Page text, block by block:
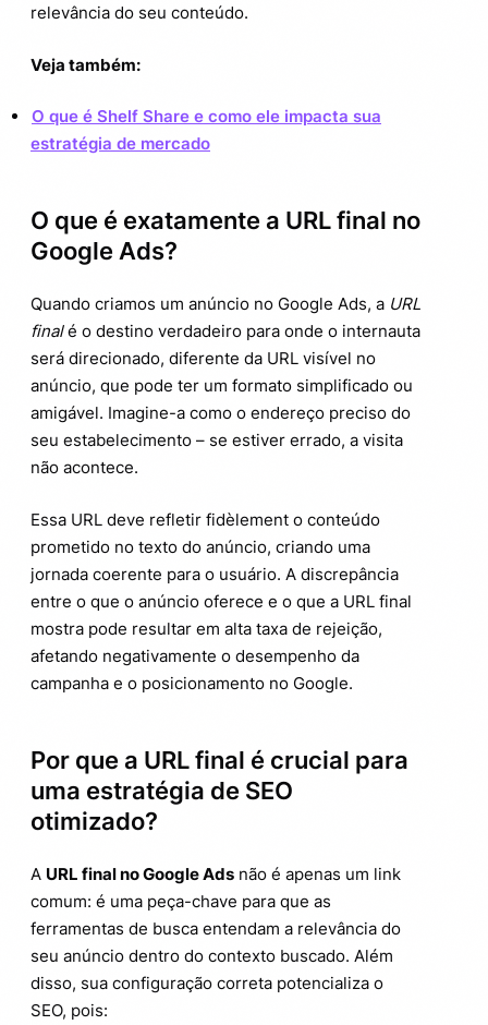
relevância do seu conteúdo.
Veja também:
O que é Shelf Share e como ele impacta sua
estratégia de mercado
O que é exatamente a URL final no
Google Ads?
Quando criamos um anúncio no Google Ads, a URL
finalé o destino verdadeiro para onde o internauta
será direcionado, diferente da URL visível no
anúncio, que pode ter um formato simplificado ou
amigável. Imagine-a como o endereço preciso do
seu estabelecimento – se estiver errado, a visita
não acontece.
Essa URL deve refletir fidèlement o conteúdo
prometido no texto do anúncio, criando uma
jornada coerente para o usuário. A discrepância
entre o que o anúncio oferece e o que a URL final
mostra pode resultar em alta taxa de rejeição,
afetando negativamente o desempenho da
campanha e o posicionamento no Google.
Por que a URL final é crucial para
uma estratégia de SEO
otimizado?
A URL final no Google Ads não é apenas um link
comum: é uma peça-chave para que as
ferramentas de busca entendam a relevância do
seu anúncio dentro do contexto buscado. Além
disso, sua configuração correta potencializa o
SEO, pois: